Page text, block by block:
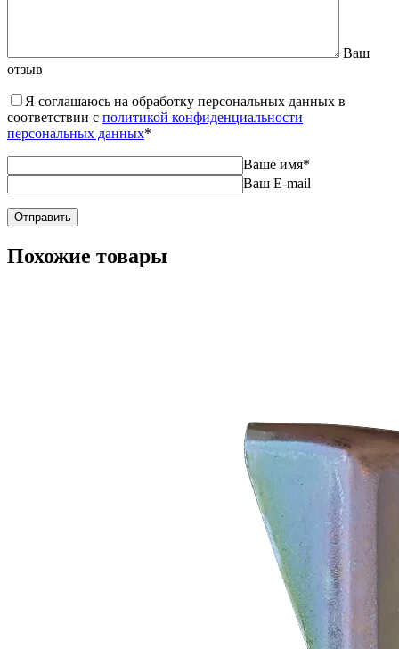
Ваш
отзыв
Я соглашаюсь на обработку персональных данных в
соответствии с политикой конфиденциальности
персональных данных*
Ваше имя*
Ваш E-mail
Похожие товары